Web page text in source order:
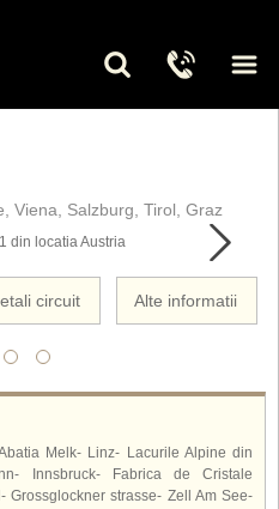
Viena, Salzburg, Tirol, Graz
circuit Alte informatii
Melk- Linz- Lacurile Alpine din
Innsbruck- Fabrica de Cristale
Grossglockner strasse- Zell Am See-